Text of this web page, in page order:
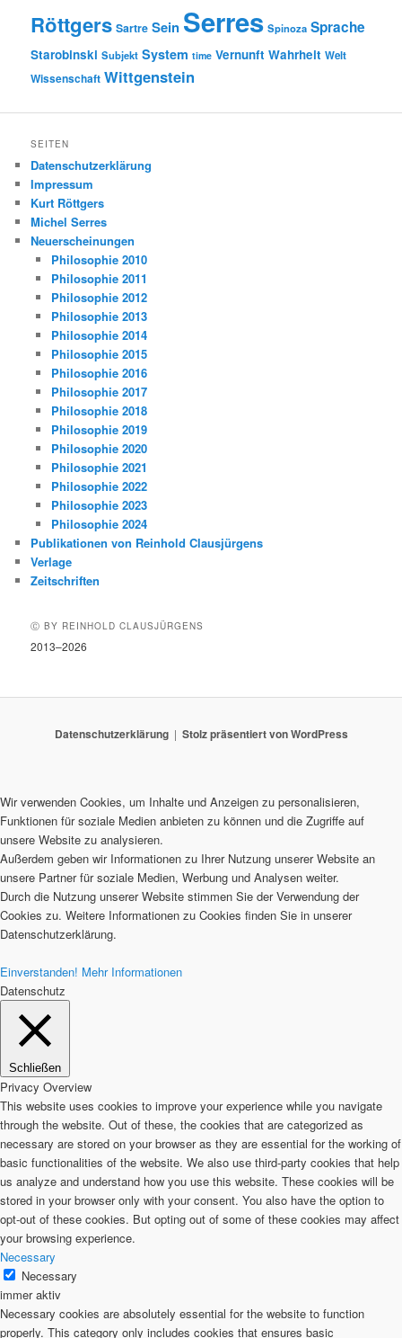
Röttgers Sartre Sein Serres Spinoza Sprache
Starobinski Subjekt System time Vernunft Wahrheit Welt
Wissenschaft Wittgenstein
SEITEN
Datenschutzerklärung
Impressum
Kurt Röttgers
Michel Serres
Neuerscheinungen
Philosophie 2010
Philosophie 2011
Philosophie 2012
Philosophie 2013
Philosophie 2014
Philosophie 2015
Philosophie 2016
Philosophie 2017
Philosophie 2018
Philosophie 2019
Philosophie 2020
Philosophie 2021
Philosophie 2022
Philosophie 2023
Philosophie 2024
Publikationen von Reinhold Clausjürgens
Verlage
Zeitschriften
Ⓒ BY REINHOLD CLAUSJÜRGENS
2013–2026
Datenschutzerklärung Stolz präsentiert von WordPress
Wir verwenden Cookies, um Inhalte und Anzeigen zu personalisieren,
Funktionen für soziale Medien anbieten zu können und die Zugriffe auf
unsere Website zu analysieren.
Außerdem geben wir Informationen zu Ihrer Nutzung unserer Website an
unsere Partner für soziale Medien, Werbung und Analysen weiter.
Durch die Nutzung unserer Website stimmen Sie der Verwendung der
Cookies zu. Weitere Informationen zu Cookies finden Sie in unserer
Datenschutzerklärung.
Einverstanden! Mehr Informationen
Datenschutz
Schließen
Privacy Overview
This website uses cookies to improve your experience while you navigate
through the website. Out of these, the cookies that are categorized as
necessary are stored on your browser as they are essential for the working of
basic functionalities of the website. We also use third-party cookies that help
us analyze and understand how you use this website. These cookies will be
stored in your browser only with your consent. You also have the option to
opt-out of these cookies. But opting out of some of these cookies may affect
your browsing experience.
Necessary
Necessary
immer aktiv
Necessary cookies are absolutely essential for the website to function
properly. This category only includes cookies that ensures basic